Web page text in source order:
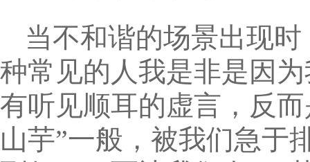
当不和谐的场景出现
种常见的人我是非是因
有听见顺耳的虚言，反
山芋”一般，被我们急于